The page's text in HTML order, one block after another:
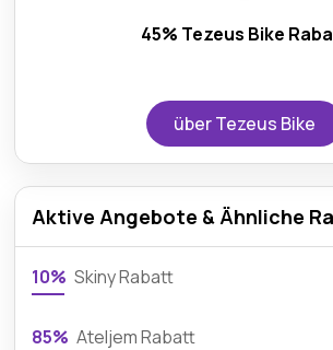
45% Tezeus Bike
über Tezeus Bike
Aktive Angebote & Ähnliche
10% Skiny Rabatt
85% Ateljem Rabatt